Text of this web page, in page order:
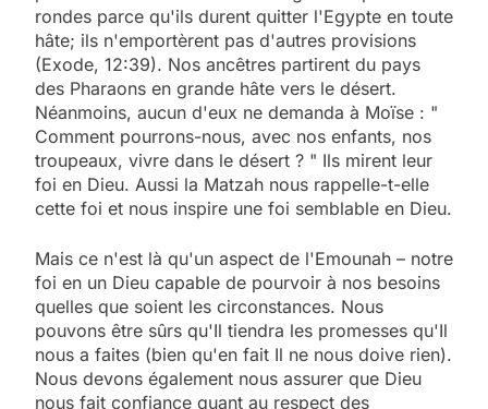
rondes parce qu'ils durent quitter l'Egypte en toute
hâte; ils n'emportèrent pas d'autres provisions
(Exode, 12:39). Nos ancêtres partirent du pays
des Pharaons en grande hâte vers le désert.
Néanmoins, aucun d'eux ne demanda à Moïse : "
Comment pourrons-nous, avec nos enfants, nos
troupeaux, vivre dans le désert ? " Ils mirent leur
foi en Dieu. Aussi la Matzah nous rappelle-t-elle
cette foi et nous inspire une foi semblable en Dieu.
Mais ce n'est là qu'un aspect de l'Emounah – notre
foi en un Dieu capable de pourvoir à nos besoins
quelles que soient les circonstances. Nous
pouvons être sûrs qu'Il tiendra les promesses qu'Il
nous a faites (bien qu'en fait Il ne nous doive rien).
Nous devons également nous assurer que Dieu
nous fait confiance quant au respect des